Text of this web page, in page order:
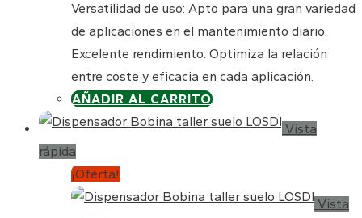
Versatilidad de uso: Apto para una gran variedad
de aplicaciones en el mantenimiento diario.
Excelente rendimiento: Optimiza la relación
entre coste y eficacia en cada aplicación.
AÑADIR AL CARRITO
Vista
rápida
¡Oferta!
Vista